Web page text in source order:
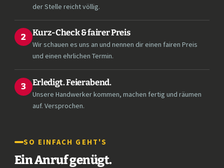
der Stelle reicht völlig.
2 Kurz-Check & fairer Preis
Wir schauen es uns an und nennen dir einen fairen Preis
und einen ehrlichen Termin.
3 Erledigt. Feierabend.
Unsere Handwerker kommen, machen fertig und räumen
auf. Versprochen.
SO EINFACH GEHT'S
Ein Anruf genügt.